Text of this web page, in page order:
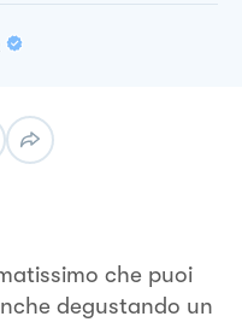
che puoi
degustando un